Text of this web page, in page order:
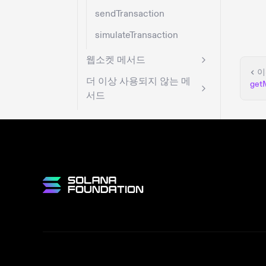
sendTransaction
simulateTransaction
웹소켓 메서드
더 이상 사용되지 않는 메
서드